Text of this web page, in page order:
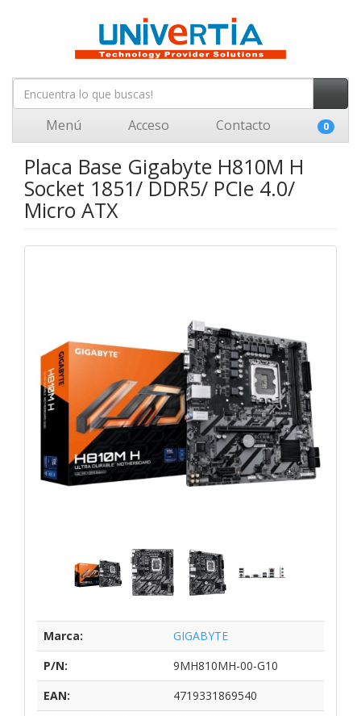
Menú Acceso Contacto 0
Placa Base Gigabyte H810M H
Socket 1851/ DDR5/ PCIe 4.0/
Micro ATX
Marca:
GIGABYTE
P/N:
9MH810MH-00-G10
EAN:
4719331869540